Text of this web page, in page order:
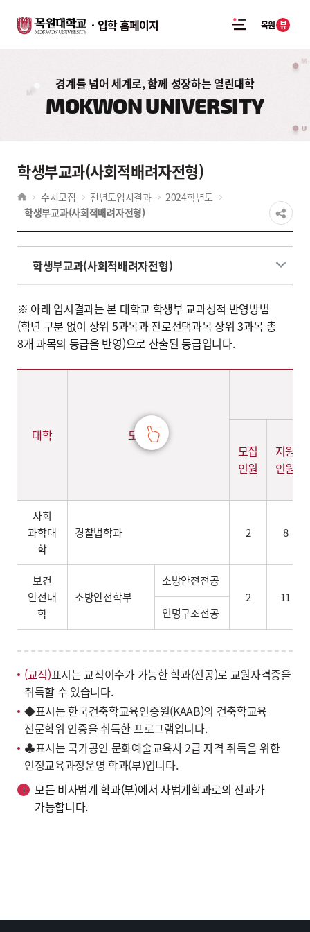
입학 홈페이지 목원 뷰
경계를 넘어 세계로, 함께 성장하는 열린대학
MOKWON UNIVERSITY
학생부교과(사회적배려자전형)
수시모집 전년도입시결과
2024학년도
학생부교과(사회적배려자전형)
학생부교과(사회적배려자전형)
※ 아래 입시결과는 본 대학교 학생부 교과성적 반영방법
(학년 구분 없이 상위 5과목과 진로선택과목 상위 3과목 총
8개 과목의 등급을 반영)으로 산출된 등급입니다.
2024학년도 학생부교과 [사회적배려자전형] - 계열,대학,학과(부),전공,학생부교과 [사회적배려자전형](모집인원,경쟁률,합격자학생부평균등급,환산점수(평균,만점)) 정보제공
대학
모집단위
모집
인원
지원
인원
사회
과학대
학
경찰법학과 2 8
보건
안전대
학
소방안전학부
소방안전전공
2
11
인명구조전공
(교직)표시는 교직이수가 가능한 학과(전공)로 교원자격증을
취득할 수 있습니다.
◆표시는 한국건축학교육인증원(KAAB)의 건축학교육
전문학위 인증을 취득한 프로그램입니다.
♣표시는 국가공인 문화예술교육사 2급 자격 취득을 위한
인정교육과정운영 학과(부)입니다.
모든 비사범계 학과(부)에서 사범계학과로의 전과가
가능합니다.